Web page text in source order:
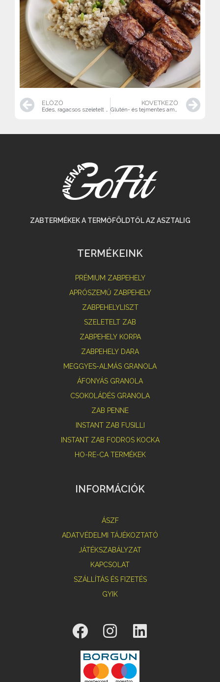
ELŐZŐ
Édes, ragacsos szeletelt zab mangóval
KÖVETKEZŐ
Glutén- és tejmentes amerikai palacsinta
ZABTERMÉKEK A TERMŐFÖLDTŐL AZ ASZTALIG
TERMÉKEINK
PRÉMIUM ZABPEHELY
APRÓSZEMŰ ZABPEHELY
ZABPEHELYLISZT
SZELETELT ZAB
ZABPEHELY KORPA
ZABPEHELY DARA
MEGGYES-ALMÁS GRANOLA
ÁFONYÁS GRANOLA
CSOKOLÁDÉS GRANOLA
ZAB PENNE
INSTANT ZAB FUSILLI
INSTANT ZAB FODROS KOCKA
HO-RE-CA TERMÉKEK
INFORMÁCIÓK
ÁSZF
ADATVÉDELMI TÁJÉKOZTATÓ
JÁTÉKSZABÁLYZAT
KAPCSOLAT
SZÁLLÍTÁS ÉS FIZETÉS
GYIK